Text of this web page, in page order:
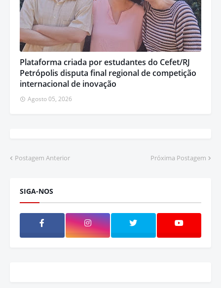
Plataforma criada por estudantes do Cefet/RJ
Petrópolis disputa final regional de competição
internacional de inovação
Agosto 05, 2026
Postagem Anterior Próxima Postagem
SIGA-NOS